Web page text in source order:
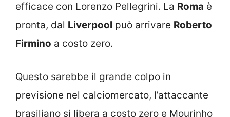
efficace con Lorenzo Pellegrini. La Roma è
pronta, dal Liverpool può arrivare Roberto
Firmino a costo zero.
Questo sarebbe il grande colpo in
previsione nel calciomercato, l’attaccante
brasiliano si libera a costo zero e Mourinho